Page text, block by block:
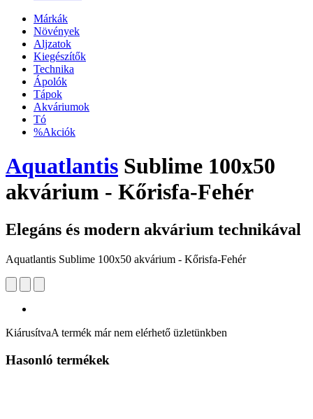
Márkák
Növények
Aljzatok
Kiegészítők
Technika
Ápolók
Tápok
Akváriumok
Tó
%Akciók
Aquatlantis Sublime 100x50
akvárium - Kőrisfa-Fehér
Elegáns és modern akvárium technikával
Aquatlantis Sublime 100x50 akvárium - Kőrisfa-Fehér
KiárusítvaA termék már nem elérhető üzletünkben
Hasonló termékek